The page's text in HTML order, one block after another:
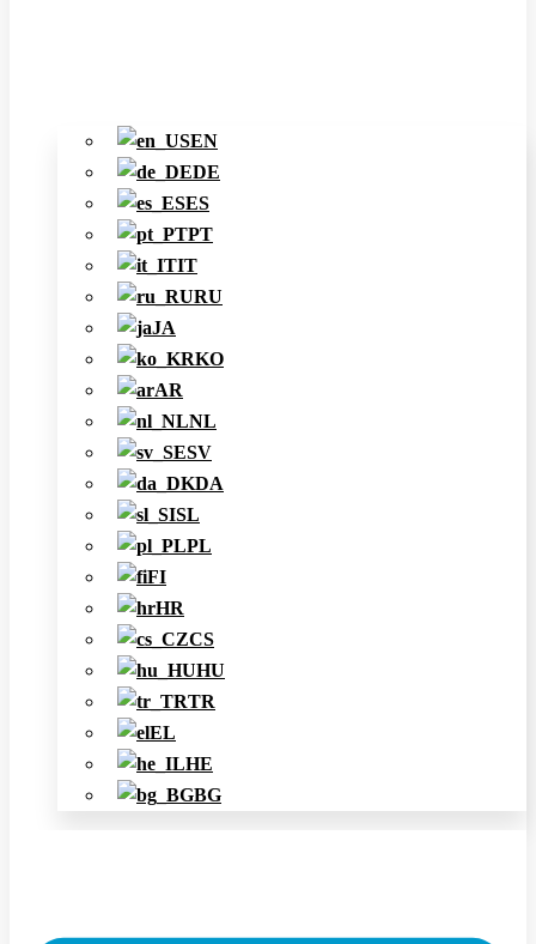
EN
DE
ES
PT
IT
RU
JA
KO
AR
NL
SV
DA
SL
PL
FI
HR
CS
HU
TR
EL
HE
BG